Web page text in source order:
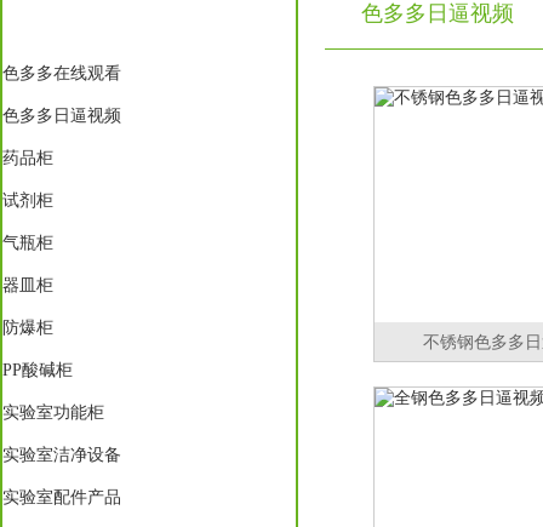
色多多在线观看
色多多日逼视频
药品柜
试剂柜
气瓶柜
器皿柜
防爆柜
PP酸碱柜
实验室功能柜
实验室洁净设备
实验室配件产品
色多多日逼视频
不锈钢色多多